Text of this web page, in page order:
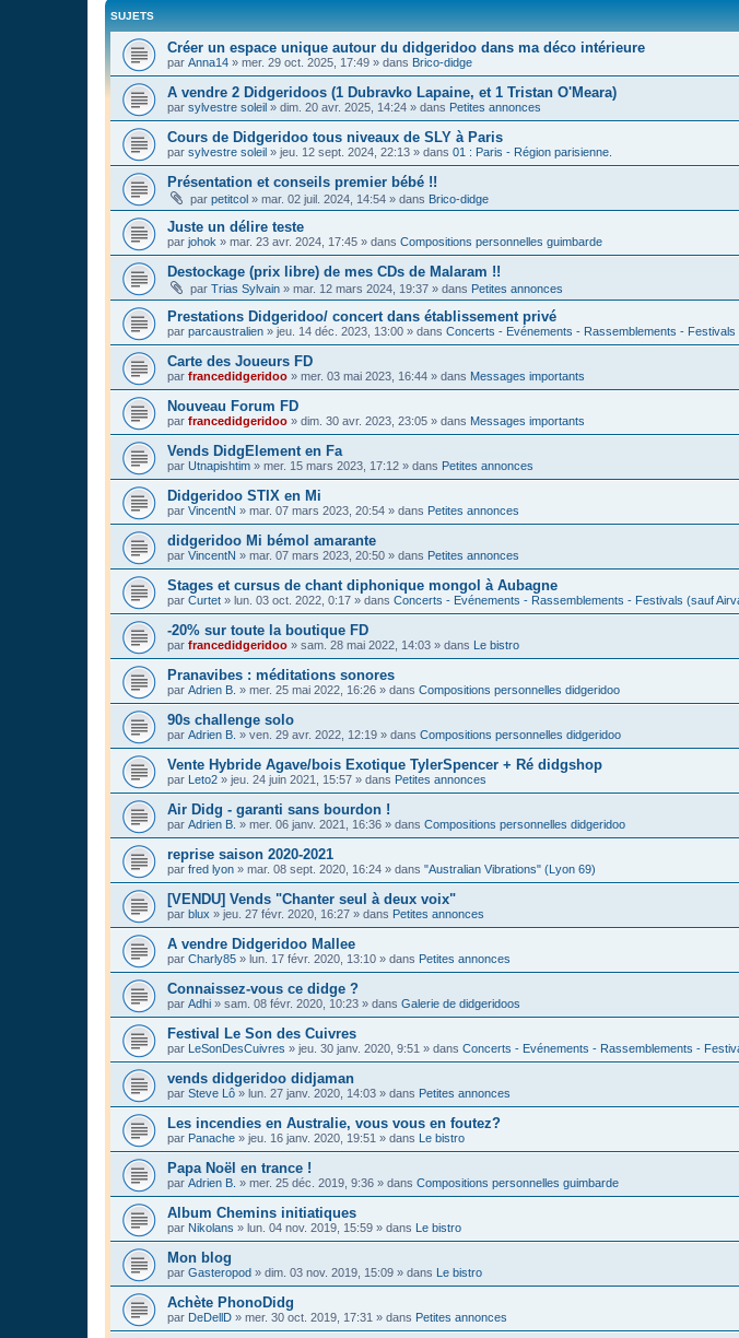
SUJETS
Créer un espace unique autour du didgeridoo dans ma déco intérieure
par Anna14 » mer. 29 oct. 2025, 17:49 » dans Brico-didge
A vendre 2 Didgeridoos (1 Dubravko Lapaine, et 1 Tristan O'Meara)
par sylvestre soleil » dim. 20 avr. 2025, 14:24 » dans Petites annonces
Cours de Didgeridoo tous niveaux de SLY à Paris
par sylvestre soleil » jeu. 12 sept. 2024, 22:13 » dans 01 : Paris - Région parisienne.
Présentation et conseils premier bébé !!
par petitcol » mar. 02 juil. 2024, 14:54 » dans Brico-didge
Juste un délire teste
par johok » mar. 23 avr. 2024, 17:45 » dans Compositions personnelles guimbarde
Destockage (prix libre) de mes CDs de Malaram !!
par Trias Sylvain » mar. 12 mars 2024, 19:37 » dans Petites annonces
Prestations Didgeridoo/ concert dans établissement privé
par parcaustralien » jeu. 14 déc. 2023, 13:00 » dans Concerts - Evénements - Rassemblements - Festivals
Carte des Joueurs FD
par francedidgeridoo » mer. 03 mai 2023, 16:44 » dans Messages importants
Nouveau Forum FD
par francedidgeridoo » dim. 30 avr. 2023, 23:05 » dans Messages importants
Vends DidgElement en Fa
par Utnapishtim » mer. 15 mars 2023, 17:12 » dans Petites annonces
Didgeridoo STIX en Mi
par VincentN » mar. 07 mars 2023, 20:54 » dans Petites annonces
didgeridoo Mi bémol amarante
par VincentN » mar. 07 mars 2023, 20:50 » dans Petites annonces
Stages et cursus de chant diphonique mongol à Aubagne
par Curtet » lun. 03 oct. 2022, 0:17 » dans Concerts - Evénements - Rassemblements - Festivals (sauf
-20% sur toute la boutique FD
par francedidgeridoo » sam. 28 mai 2022, 14:03 » dans Le bistro
Pranavibes : méditations sonores
par Adrien B. » mer. 25 mai 2022, 16:26 » dans Compositions personnelles didgeridoo
90s challenge solo
par Adrien B. » ven. 29 avr. 2022, 12:19 » dans Compositions personnelles didgeridoo
Vente Hybride Agave/bois Exotique TylerSpencer + Ré didgshop
par Leto2 » jeu. 24 juin 2021, 15:57 » dans Petites annonces
Air Didg - garanti sans bourdon !
par Adrien B. » mer. 06 janv. 2021, 16:36 » dans Compositions personnelles didgeridoo
reprise saison 2020-2021
par fred lyon » mar. 08 sept. 2020, 16:24 » dans "Australian Vibrations" (Lyon 69)
[VENDU] Vends "Chanter seul à deux voix"
par blux » jeu. 27 févr. 2020, 16:27 » dans Petites annonces
A vendre Didgeridoo Mallee
par Charly85 » lun. 17 févr. 2020, 13:10 » dans Petites annonces
Connaissez-vous ce didge ?
par Adhi » sam. 08 févr. 2020, 10:23 » dans Galerie de didgeridoos
Festival Le Son des Cuivres
par LeSonDesCuivres » jeu. 30 janv. 2020, 9:51 » dans Concerts - Evénements - Rassemblements -
vends didgeridoo didjaman
par Steve Lô » lun. 27 janv. 2020, 14:03 » dans Petites annonces
Les incendies en Australie, vous vous en foutez?
par Panache » jeu. 16 janv. 2020, 19:51 » dans Le bistro
Papa Noël en trance !
par Adrien B. » mer. 25 déc. 2019, 9:36 » dans Compositions personnelles guimbarde
Album Chemins initiatiques
par Nikolans » lun. 04 nov. 2019, 15:59 » dans Le bistro
Mon blog
par Gasteropod » dim. 03 nov. 2019, 15:09 » dans Le bistro
Achète PhonoDidg
par DeDellD » mer. 30 oct. 2019, 17:31 » dans Petites annonces